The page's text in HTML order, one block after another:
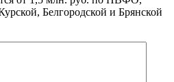
Белгородской и Брянской